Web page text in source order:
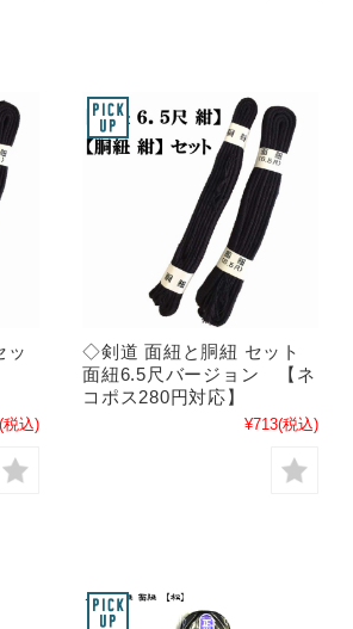
ッ
(税込)
◇剣道 面紐と胴紐 セット
面紐6.5尺バージョン 【ネ
コポス280円対応】
¥713(税込)